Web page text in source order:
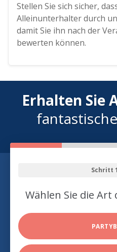
Stellen Sie sich sicher,
Alleinunterhalter durch
damit Sie ihn nach der
bewerten können.
Erhalten Sie
Schritt 1
Wählen Sie die